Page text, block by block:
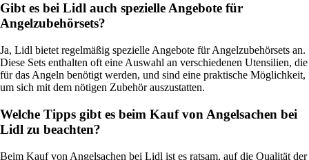
Gibt es bei Lidl auch spezielle Angebote für
Angelzubehörsets?
Ja, Lidl bietet regelmäßig spezielle Angebote für Angelzubehörsets an.
Diese Sets enthalten oft eine Auswahl an verschiedenen Utensilien, die
für das Angeln benötigt werden, und sind eine praktische Möglichkeit,
um sich mit dem nötigen Zubehör auszustatten.
Welche Tipps gibt es beim Kauf von Angelsachen bei
Lidl zu beachten?
Beim Kauf von Angelsachen bei Lidl ist es ratsam, auf die Qualität der